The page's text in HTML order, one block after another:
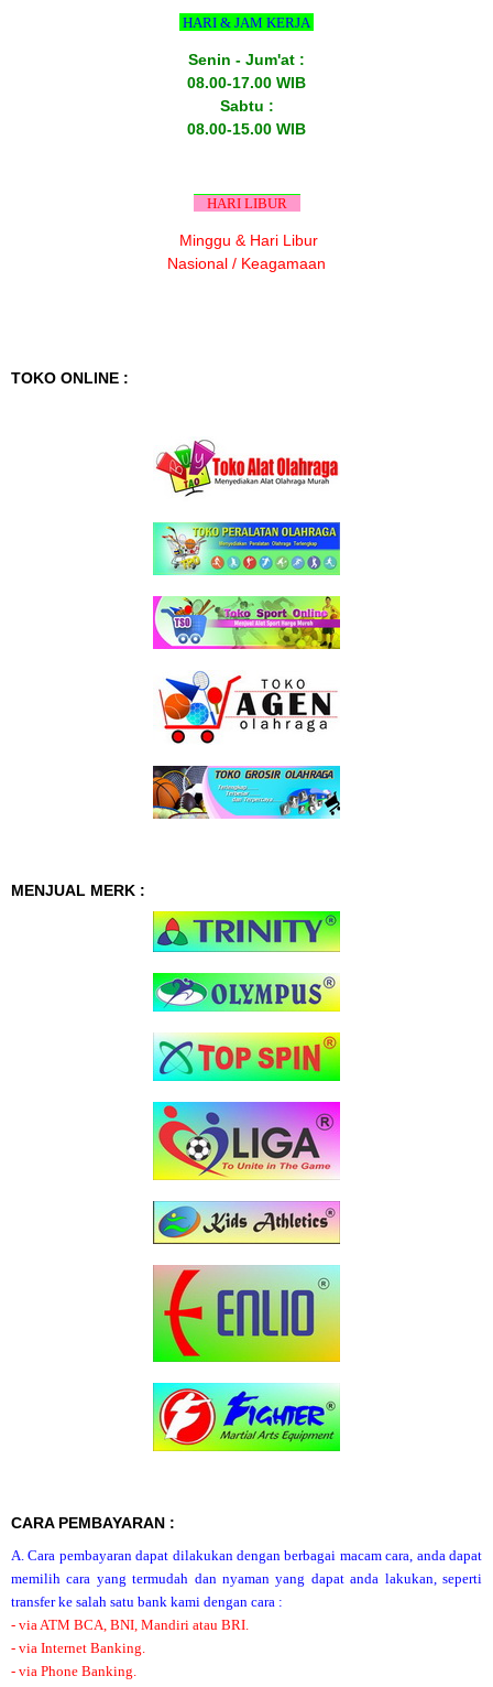
HARI & JAM KERJA
Senin - Jum'at :
08.00-17.00 WIB
Sabtu :
08.00-15.00 WIB
HARI LIBUR
Minggu & Hari Libur
Nasional / Keagamaan
TOKO ONLINE :
MENJUAL MERK :
CARA PEMBAYARAN :
A. Cara pembayaran dapat dilakukan dengan berbagai macam cara, anda dapat
memilih cara yang termudah dan nyaman yang dapat anda lakukan, seperti
transfer ke salah satu bank kami dengan cara :
- via ATM BCA, BNI, Mandiri atau BRI.
- via Internet Banking.
- via Phone Banking.